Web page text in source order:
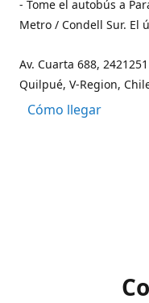
- Tome el autobús a
Metro / Condell Sur. El
Av. Cuarta 688, 2421251
Quilpué, V-Region,
Cómo llegar